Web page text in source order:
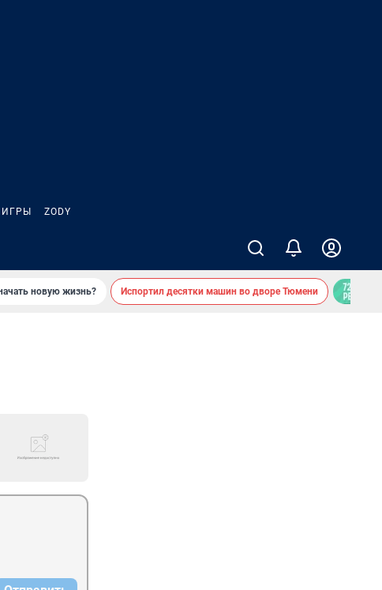
ИГРЫ ZODY
новую жизнь? Испортил десятки машин во дворе Тюмени